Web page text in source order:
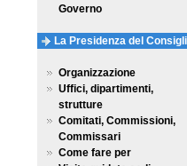
Governo
La Presidenza del
Organizzazione
Uffici, dipartimenti,
strutture
Comitati, Commissioni,
Commissari
Come fare per